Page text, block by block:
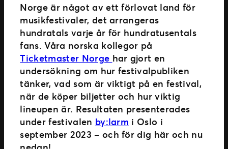
Norge är något av ett förlovat land för
musikfestivaler, det arrangeras
hundratals varje år för hundratusentals
fans. Våra norska kollegor på
Ticketmaster Norge har gjort en
undersökning om hur festivalpubliken
tänker, vad som är viktigt på en festival,
när de köper biljetter och hur viktig
lineupen är. Resultaten presenterades
under festivalen by:larm i Oslo i
september 2023 – och för dig här och nu